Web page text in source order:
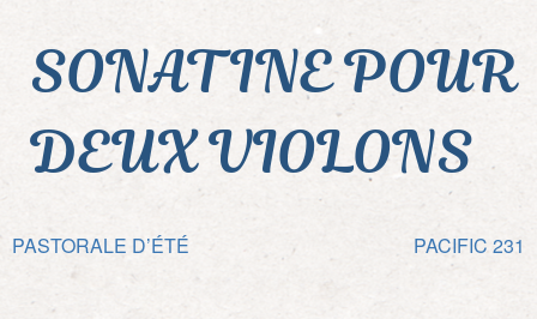
SONATINE POUR
DEUX VIOLONS
Navigation
PASTORALE D’ÉTÉ PACIFIC 231